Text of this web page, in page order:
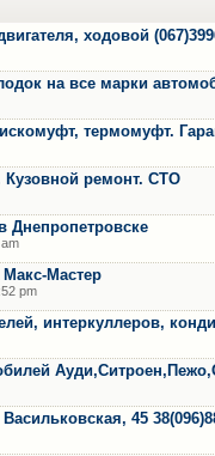
ходовой
на все марки
термомуфт.
Кузовной ремонт. СТО
Днепропетровске
Макс-Мастер
pm
интеркуллеров,
45